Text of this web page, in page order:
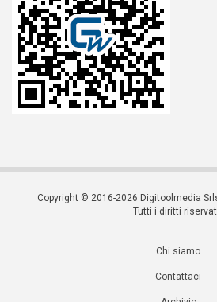
Copyright © 2016-2026 Digitoolmedia
Tutti i diritti
Chi siamo
Contattaci